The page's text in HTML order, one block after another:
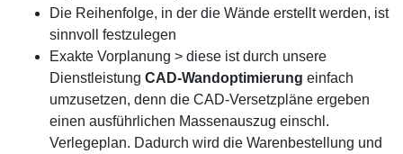
Die Reihenfolge, in der die Wände erstellt werden, ist
sinnvoll festzulegen
Exakte Vorplanung > diese ist durch unsere
Dienstleistung CAD-Wandoptimierung einfach
umzusetzen, denn die CAD-Versetzpläne ergeben
einen ausführlichen Massenauszug einschl.
Verlegeplan. Dadurch wird die Warenbestellung und